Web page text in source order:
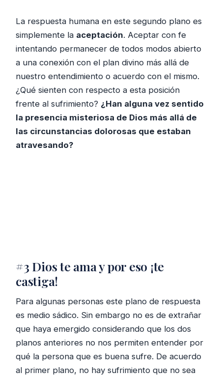
La respuesta humana en este segundo plano es
simplemente la aceptación. Aceptar con fe
intentando permanecer de todos modos abierto
a una conexión con el plan divino más allá de
nuestro entendimiento o acuerdo con el mismo.
¿Qué sienten con respecto a esta posición
frente al sufrimiento? ¿Han alguna vez sentido
la presencia misteriosa de Dios más allá de
las circunstancias dolorosas que estaban
atravesando?
#3 Dios te ama y por eso ¡te
castiga!
Para algunas personas este plano de respuesta
es medio sádico. Sin embargo no es de extrañar
que haya emergido considerando que los dos
planos anteriores no nos permiten entender por
qué la persona que es buena sufre. De acuerdo
al primer plano, no hay sufrimiento que no sea